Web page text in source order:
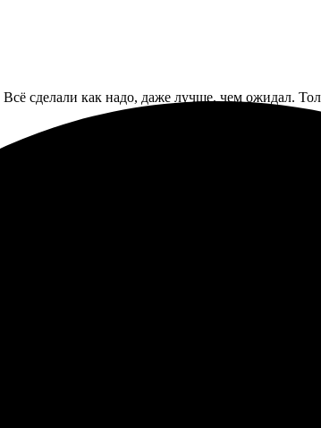
сделали как надо, даже лучше, чем ожидал.
фотокнигу. Процесс формирования макета
лёгкий и интуитивный. Доставка пришла